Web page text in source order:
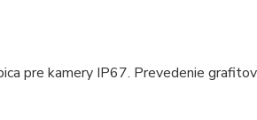
pre kamery IP67. Prevedenie